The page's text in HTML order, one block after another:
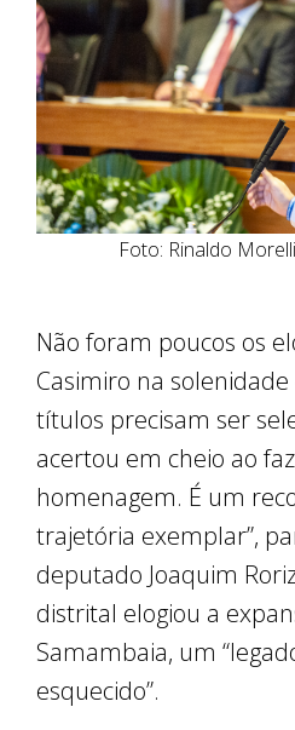
Foto: Rinaldo
Não foram poucos os
Casimiro na solenidade
títulos precisam ser
acertou em cheio ao
homenagem. É um
trajetória exemplar”,
deputado Joaquim
distrital elogiou a
Samambaia, um
esquecido”.